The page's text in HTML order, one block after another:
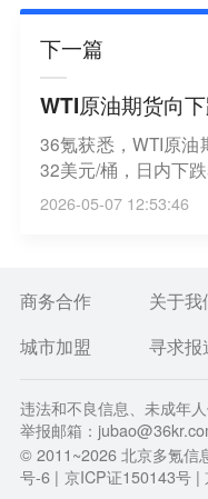
下一篇
WTI原油期货向
36氪获悉，WTI原
32美元/桶，日内下跌
2026-05-07 12:53:46
商务合作 关于我
城市加盟
寻求报
违法和不良信息、未成年
举报邮箱：
© 2011~2026北京多氪信
号-6 | 京ICP证150143号 |